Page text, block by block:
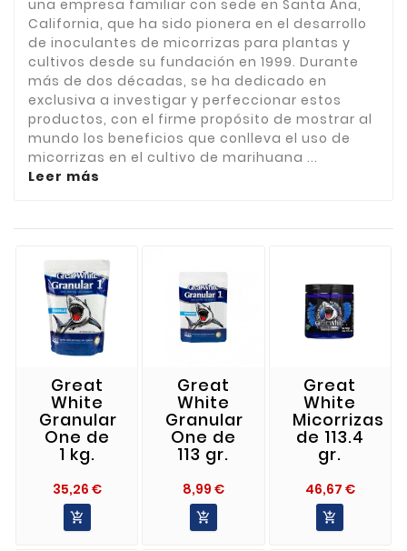
una empresa familiar con sede en Santa Ana,
California, que ha sido pionera en el desarrollo
de inoculantes de micorrizas para plantas y
cultivos desde su fundación en 1999. Durante
más de dos décadas, se ha dedicado en
exclusiva a investigar y perfeccionar estos
productos, con el firme propósito de mostrar al
mundo los beneficios que conlleva el uso de
micorrizas en el cultivo de marihuana ...
Leer más
Great
White
Granular
One de
1 kg.
35,26 €Precio

Great
White
Granular
One de
113 gr.
8,99 €Precio

Great
White
Micorrizas
de 113.4
gr.
46,67 €Precio
